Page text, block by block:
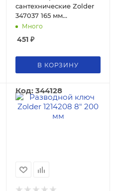
сантехнические Zolder
347037 165 мм
двукомпонентная ручка
Много
451 ₽
В КОРЗИНУ
Код: 344128